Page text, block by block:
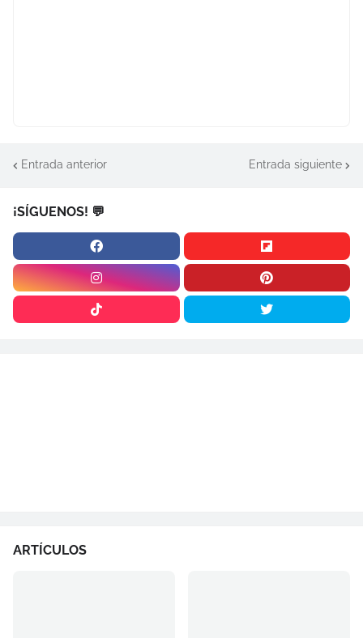
Entrada anterior Entrada siguiente
¡SÍGUENOS! 💬
ARTÍCULOS